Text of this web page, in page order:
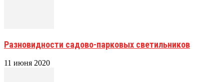
Разновидности садово-парковых светильников
11 июня 2020